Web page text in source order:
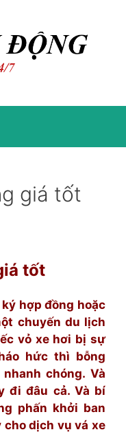
giá tốt
tốt
hợp đồng hoặc
chuyến du lịch
vỏ xe hơi bị sự
hức thì bỗng
chóng. Và
đi đâu cả. Và bí
phấn khởi ban
cho dịch vụ vá xe